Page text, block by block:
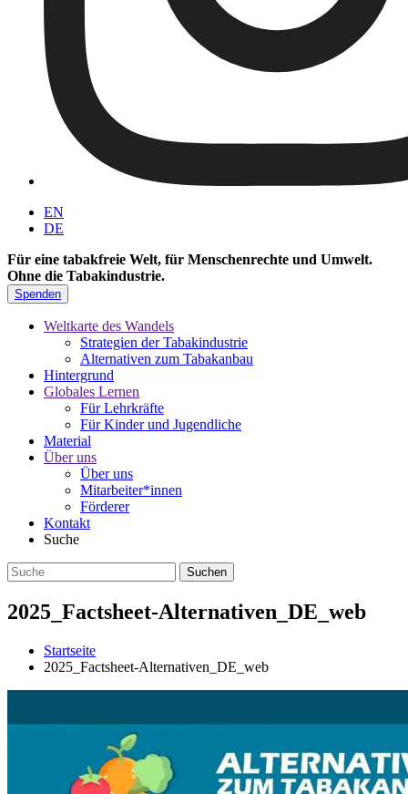
EN
DE
Für eine tabakfreie Welt, für Menschenrechte und Umwelt.
Ohne die Tabakindustrie.
Spenden
Weltkarte des Wandels
Strategien der Tabakindustrie
Alternativen zum Tabakanbau
Hintergrund
Globales Lernen
Für Lehrkräfte
Für Kinder und Jugendliche
Material
Über uns
Über uns
Mitarbeiter*innen
Förderer
Kontakt
Suche
2025_Factsheet-Alternativen_DE_web
Startseite
2025_Factsheet-Alternativen_DE_web